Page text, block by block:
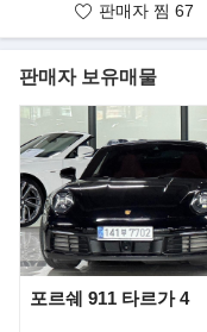
Bentley Bentayga Atelier
우아한 디자인을 강조해
특별 사양 모델이다. 일
판매자 찜 67
판매자 보유매물
포르쉐 911 타르가 4